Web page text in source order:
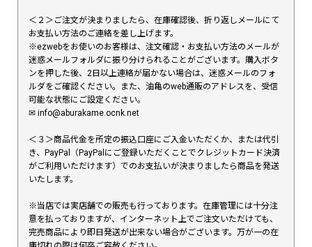
＜２＞ご注文が決まりましたら、在庫確認後、折り返しメールにて
お支払い方法のご連絡を差し上げます。
※ezwebをお使いのお客様は、注文確認・お支払い方法のメールが
迷惑メールフォルダに振り分けられることがございます。購入ボタ
ンを押した後、2日以上連絡が届かない場合は、迷惑メールのフォ
ルダをご確認ください。また、油亀のweb通販のアドレスを、受信
可能な状態にご設定ください。
✉︎ info@aburakame.ocnk.net
＜３＞商品代金を所定の振込口座にご入金いただくか、または代引
き、PayPal（PayPalにご登録いただくことでクレジットカード決済
がご利用いただけます）でのお支払いが決まりましたら商品を発送
いたします。
※当店では実店舗での販売も行っております。在庫管理には十分注
意を払っておりますが、インターネット上でご注文いただけても、
完売商品により即日発送が出来ない場合がございます。万が一の在